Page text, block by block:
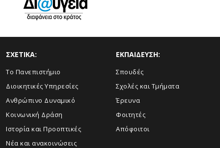
ΣΧΕΤΙΚΑ:
Το Πανεπιστήμιο
Διοικητικές Υπηρεσίες
Ανθρώπινο Δυναμικό
Κοινωνική Δράση
Ιστορία και Προοπτικές
Νέα και ανακοινώσεις
ΕΚΠΑΙΔΕΥΣΗ:
Σπουδές
Σχολές και Τμήματα
Έρευνα
Φοιτητές
Απόφοιτοι